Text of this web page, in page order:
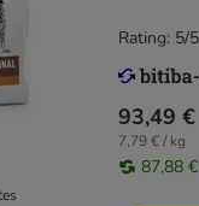
93,49 €
7,79 € / kg
87,88 €
Rating: 5/5